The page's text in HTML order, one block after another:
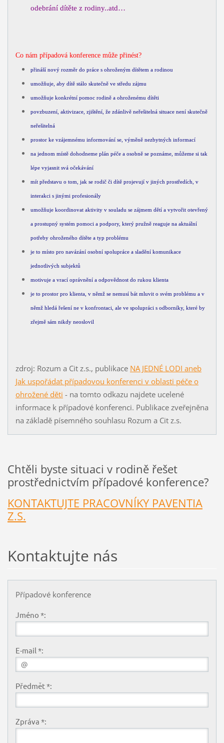
odebrání dítěte z rodiny..atd…
Co nám případová konference může přinést?
přináší nový rozměr do práce s ohroženým dítětem a rodinou
umožňuje, aby dítě stálo skutečně ve středu zájmu
umožňuje konkrétní pomoc rodině a ohroženému dítěti
povzbuzení, aktivizace, zjištění, že zdánlivě neřešitelná situace není skutečně
neřešitelná
prostor ke vzájemnému informování se, výměně nezbytných informací
na jednom místě dohodneme plán péče a osobně se poznáme, můžeme si tak
lépe vyjasnit svá očekávání
mít představu o tom, jak se rodič či dítě projevují v jiných prostředích, v
interakci s jinými profesionály
umožňuje koordinovat aktivity v souladu se zájmem dětí a vytvořit otevřený
a prostupný systém pomoci a podpory, který pružně reaguje na aktuální
potřeby ohroženého dítěte a typ problému
je to místo pro navázání osobní spolupráce a sladění komunikace
jednotlivých subjektů
motivuje a vrací oprávnění a odpovědnost do rukou klienta
je to prostor pro klienta, v němž se nemusí bát mluvit o svém problému a v
němž hledá řešení ne v konfrontaci, ale ve spolupráci s odborníky, které by
zřejmě sám nikdy neoslovil
zdroj: Rozum a Cit z.s., publikace NA JEDNÉ LODI aneb
Jak uspořádat případovou konferenci v oblasti péče o
ohrožené děti - na tomto odkazu najdete ucelené
informace k případové konferenci. Publikace zveřejněna
na základě písemného souhlasu Rozum a Cit z.s.
Chtěli byste situaci v rodině řešet
prostřednictvím případové konference?
KONTAKTUJTE PRACOVNÍKY PAVENTIA
Z.S.
Kontaktujte nás
Případové konference
Jméno *:
E-mail *:
Předmět *:
Zpráva *: